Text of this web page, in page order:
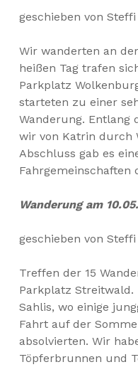
geschieben von
Wir wanderten an
heißen Tag trafen
Parkplatz
starteten zu einer
Wanderung. Entlang
wir von Katrin durch
Abschluss gab es
Fahrgemeinschaften
Wanderung am
geschieben von
Treffen der 15
Parkplatz Streitwald.
Sahlis, wo einige
Fahrt auf der
absolvierten. Wir
Töpferbrunnen und